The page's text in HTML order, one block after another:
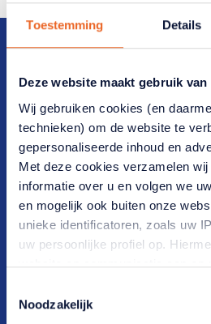
Toestemming Details
Deze website maakt gebruik van
Wij gebruiken cookies (en
technieken) om de website te
gepersonaliseerde inhoud en
Met deze cookies verzamelen wij
informatie over u en volgen we
en mogelijk ook buiten onze
unieke identificatoren, zoals uw
uw persoonlijke profiel op.
website en communicatie aan op
van uw recente internetgedrag.
Noodzakelijk
Direct naar
Veelgestelde vragen
Vrijwilligers(werk)
Werken bij ANBO-PCOB
Lidmaatschap
Lid worden